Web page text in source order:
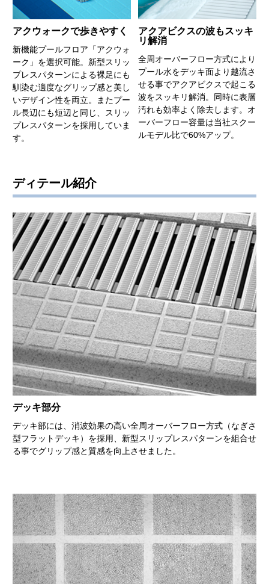
アクウォークで歩きやすく
新機能プールフロア「アクウォ
ーク」を選択可能。新型スリッ
プレスパターンによる裸足にも
馴染む適度なグリップ感と美し
いデザイン性を両立。またプー
ル長辺にも短辺と同じ、スリッ
プレスパターンを採用していま
す。
アクアビクスの波もスッキ
リ解消
全周オーバーフロー方式により
プール水をデッキ面より越流さ
せる事でアクアビクスで起こる
波をスッキリ解消。同時に表層
汚れも効率よく除去します。オ
ーバーフロー容量は当社スクー
ルモデル比で60%アップ。
ディテール紹介
デッキ部分
デッキ部には、消波効果の高い全周オーバーフロー方式（なぎさ
型フラットデッキ）を採用、新型スリップレスパターンを組合せ
る事でグリップ感と質感を向上させました。